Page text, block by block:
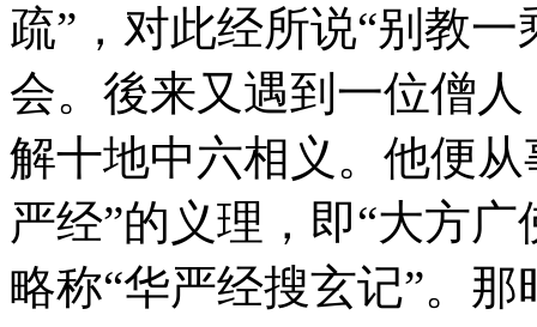
疏”，对此经所说“别教
会。後来又遇到一位僧
解十地中六相义。他便
严经”的义理，即“大方
略称“华严经搜玄记”。